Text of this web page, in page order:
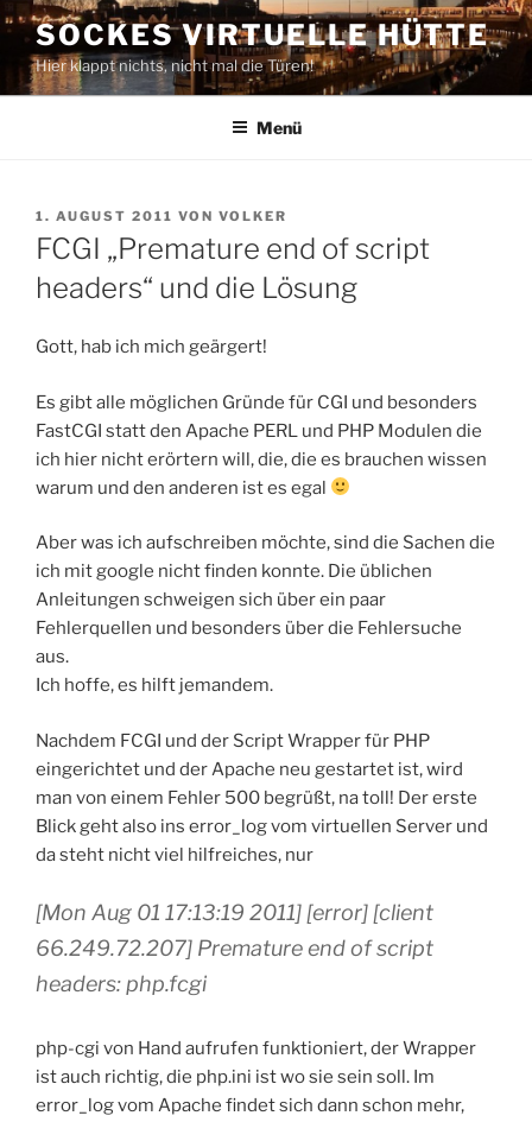
Zum
Inhalt
springen
SOCKES VIRTUELLE HÜTTE
Hier klappt nichts, nicht mal die Türen!
Menü
VERÖFFENTLICHT
AM
1. AUGUST 2011 VON VOLKER
FCGI „Premature end of script
headers“ und die Lösung
Gott, hab ich mich geärgert!
Es gibt alle möglichen Gründe für CGI und besonders
FastCGI statt den Apache PERL und PHP Modulen die
ich hier nicht erörtern will, die, die es brauchen wissen
warum und den anderen ist es egal
Aber was ich aufschreiben möchte, sind die Sachen die
ich mit google nicht finden konnte. Die üblichen
Anleitungen schweigen sich über ein paar
Fehlerquellen und besonders über die Fehlersuche
aus.
Ich hoffe, es hilft jemandem.
Nachdem FCGI und der Script Wrapper für PHP
eingerichtet und der Apache neu gestartet ist, wird
man von einem Fehler 500 begrüßt, na toll! Der erste
Blick geht also ins error_log vom virtuellen Server und
da steht nicht viel hilfreiches, nur
[Mon Aug 01 17:13:19 2011] [error] [client
66.249.72.207] Premature end of script
headers: php.fcgi
php-cgi von Hand aufrufen funktioniert, der Wrapper
ist auch richtig, die php.ini ist wo sie sein soll. Im
error_log vom Apache findet sich dann schon mehr,